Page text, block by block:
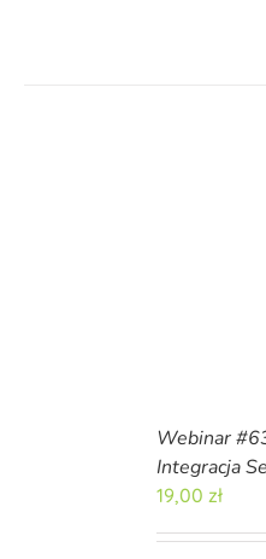
Webinar
Integracja
19,00 zł